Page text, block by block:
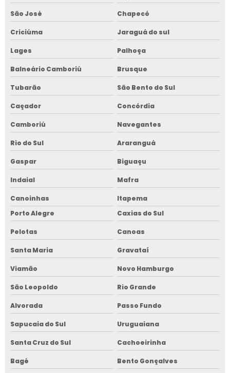
São José Chapecó
Criciúma Jaraguá do sul
Lages Palhoça
Balneário Camboriú Brusque
Tubarão São Bento do Sul
Caçador Concórdia
Camboriú Navegantes
Rio do Sul Araranguá
Gaspar Biguaçu
Indaial Mafra
Canoinhas
Itapema
Porto Alegre
Caxias do Sul
Pelotas Canoas
Santa Maria Gravataí
Viamão Novo Hamburgo
São Leopoldo Rio Grande
Alvorada Passo Fundo
Sapucaia do Sul Uruguaiana
Santa Cruz do Sul Cachoeirinha
Bagé Bento Gonçalves